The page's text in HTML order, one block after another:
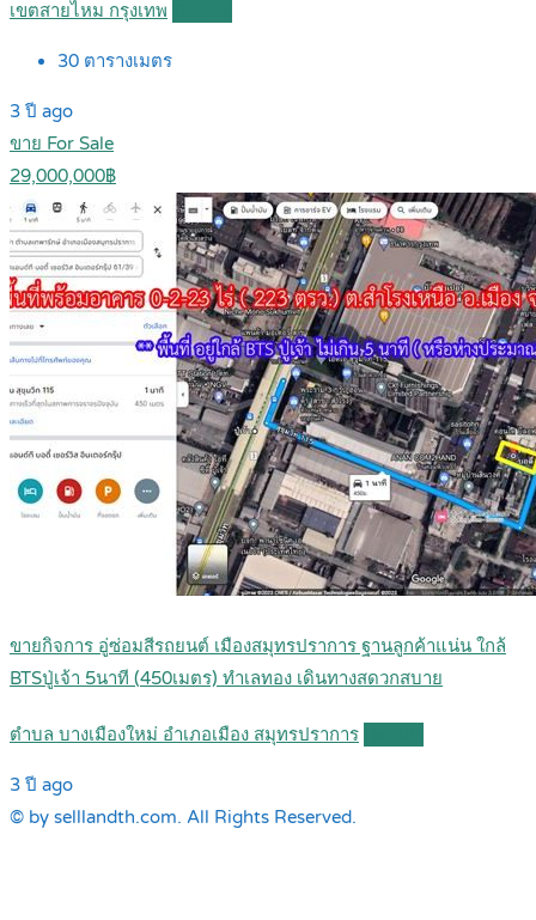
เขตสายไหม กรุงเทพ
30 ตารางเมตร
3 ปี ago
ขาย For Sale
29,000,000฿
ขายกิจการ อู่ซ่อมสีรถยนต์ เมืองสมุทรปราการ ฐานลูกค้าแน่น ใกล้
BTSปู่เจ้า 5นาที (450เมตร) ทำเลทอง เดินทางสดวกสบาย
ตำบล บางเมืองใหม่ อำเภอเมือง สมุทรปราการ
3 ปี ago
© by selllandth.com. All Rights Reserved.